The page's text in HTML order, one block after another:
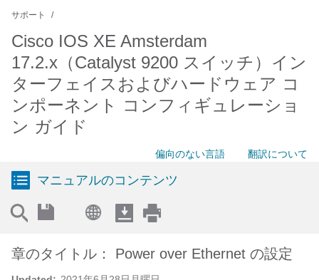
サポート
Cisco IOS XE Amsterdam
17.2.x（Catalyst 9200 スイッチ）イン
ターフェイスおよびハードウェア コ
ンポーネント コンフィギュレーショ
ン ガイド
偏向のない言語 翻訳について
マニュアルのコンテンツ
章のタイトル： Power over Ethernet の設定